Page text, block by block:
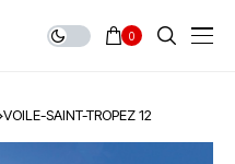
0
VOILE-SAINT-TROPEZ 12